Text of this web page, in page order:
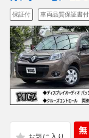
保証付 車両品質保証書付
無